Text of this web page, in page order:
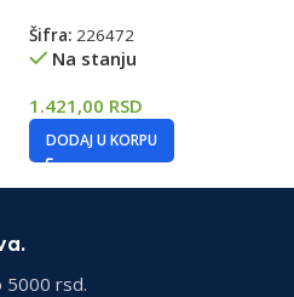
Šifra: 226472
Na stanju
1.421,00 RSD
DODAJ U KORPU
5000 rsd.